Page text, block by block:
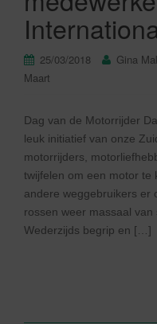
25/03/2018 Gina
Maart
Dag van de Motorrijder
leuk initiatief van onze
motorrijders,
twijfelen om een motor te
andere weggebruikers er
rossen weer massaal van
Wederzijds begrip en […]